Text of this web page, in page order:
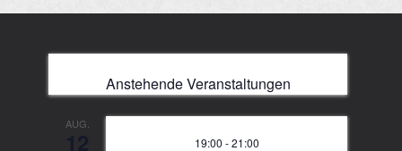
Anstehende Veranstaltungen
AUG.
19:00 -21:00